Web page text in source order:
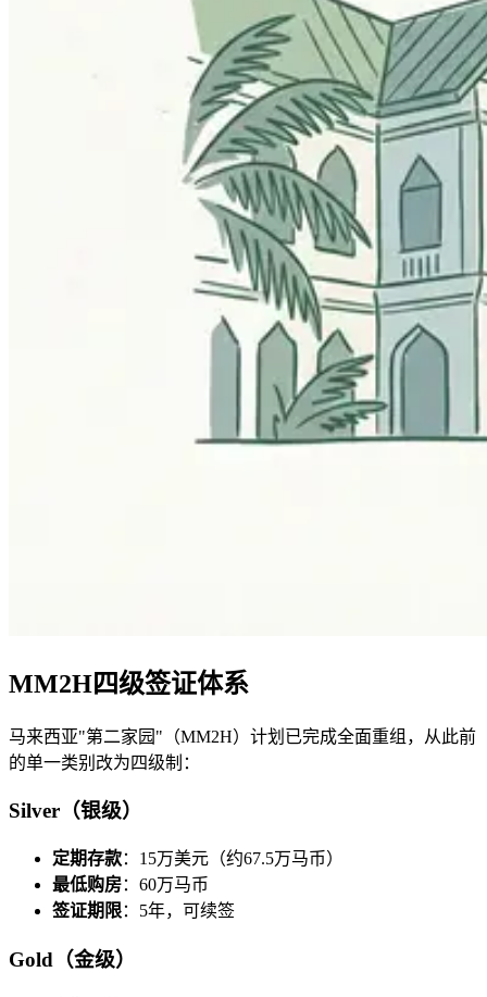
MM2H四级签证体系
马来西亚"第二家园"（MM2H）计划已完成全面重组，从此前
的单一类别改为四级制：
Silver（银级）
定期存款：15万美元（约67.5万马币）
最低购房：60万马币
签证期限：5年，可续签
Gold（金级）